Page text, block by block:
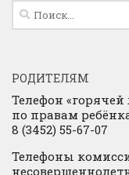
Найти:
РОДИТЕЛЯМ
Телефон
по правам
8 (3452) 55-67-07
Телефоны